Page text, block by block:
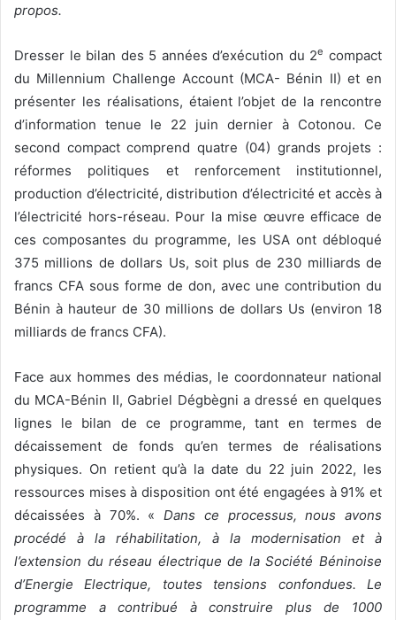
propos.
Dresser le bilan des 5 années d’exécution du 2e compact
du Millennium Challenge Account (MCA- Bénin II) et en
présenter les réalisations, étaient l’objet de la rencontre
d’information tenue le 22 juin dernier à Cotonou. Ce
second compact comprend quatre (04) grands projets :
réformes politiques et renforcement institutionnel,
production d’électricité, distribution d’électricité et accès à
l’électricité hors-réseau. Pour la mise œuvre efficace de
ces composantes du programme, les USA ont débloqué
375 millions de dollars Us, soit plus de 230 milliards de
francs CFA sous forme de don, avec une contribution du
Bénin à hauteur de 30 millions de dollars Us (environ 18
milliards de francs CFA).
Face aux hommes des médias, le coordonnateur national
du MCA-Bénin II, Gabriel Dégbègni a dressé en quelques
lignes le bilan de ce programme, tant en termes de
décaissement de fonds qu’en termes de réalisations
physiques. On retient qu’à la date du 22 juin 2022, les
ressources mises à disposition ont été engagées à 91% et
décaissées à 70%. « Dans ce processus, nous avons
procédé à la réhabilitation, à la modernisation et à
l’extension du réseau électrique de la Société Béninoise
d’Energie Electrique, toutes tensions confondues. Le
programme a contribué à construire plus de 1000